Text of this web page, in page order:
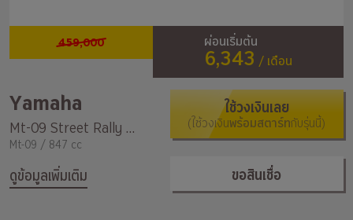
459,000 ผ่อนเริ่มต้น
6,343 / เดือน
Yamaha
Mt-09 Street Rally Abs
Mt-09 / 847 cc
ดูข้อมูลเพิ่มเติม
ใช้วงเงินเลย
(ใช้วงเงินพร้อมสตาร์ทกับรุ่นนี้)
ขอสินเชื่อ